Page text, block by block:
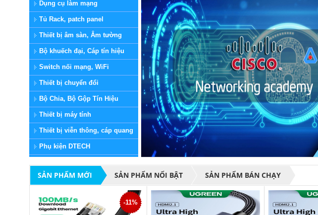
Dụng cụ làm mạng
Tủ Rack, patch panel
Thiết bị âm sàn, Âm tường
Bộ khuếch đại, Cáp tín hiệu
Switch nối mạng, WiFi
Thiết bị chuyển đổi
Bộ Chia, Bộ Gộp Tín Hiệu
Thiết bị máy tính
Thiết bị viễn thông, cáp quang
Phụ kiện DTECH
SẢN PHẨM MỚI SẢN PHẨM NỔI BẬT SẢN PHẨM BÁN CHẠY
-11%